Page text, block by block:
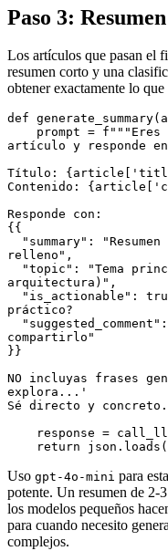
Paso 3:
Los artículos que pasan el
resumen corto y una
obtener exactamente lo
def generate_summary(
    prompt
= f """Eres
artículo y responde en
Título: { article
Contenido: { article
Responde con:
{{
relleno",
arquitectura)",
práctico?
compartirlo"
}}
NO incluyas frases
explora...'
Sé directo y
    response
=
    return
json . loads
Uso gpt-4o-mini para
potente. Un resumen de 2-
los modelos pequeños
para cuando necesito
complejos.